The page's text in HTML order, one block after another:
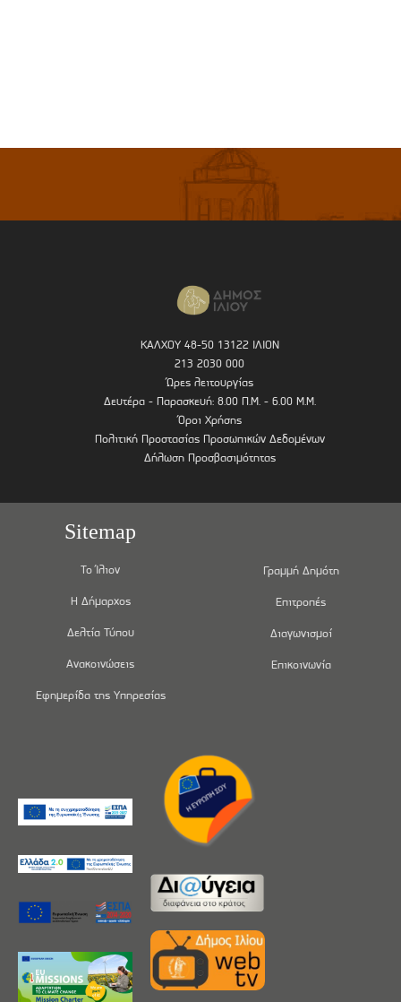
ΚΑΛΧΟΥ 48-50 13122 ΙΛΙΟΝ
213 2030 000
Ώρες λειτουργίας
Δευτέρα - Παρασκευή: 8.00 Π.Μ. - 6.00 Μ.Μ.
Όροι Χρήσης
Πολιτική Προστασίας Προσωπικών Δεδομένων
Δήλωση Προσβασιμότητας
Sitemap
Το Ίλιον
Η Δήμαρχος
Δελτία Τύπου
Ανακοινώσεις
Εφημερίδα της Υπηρεσίας
Γραμμή Δημότη
Επιτροπές
Διαγωνισμοί
Επικοινωνία